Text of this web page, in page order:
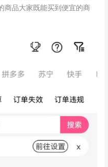
商品大家既能买到便宜的商